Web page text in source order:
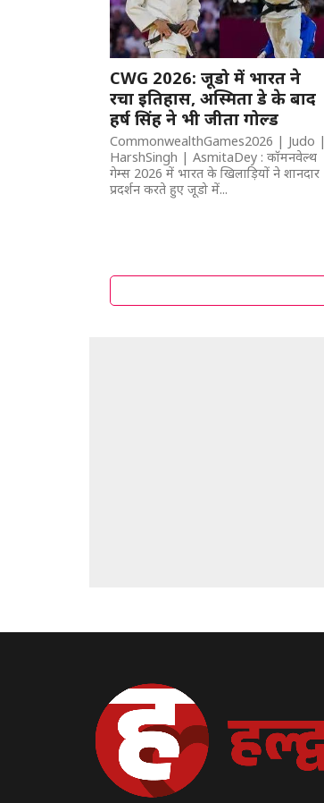
CWG 2026: जूडो में भारत ने
रचा इतिहास, अस्मिता डे के बाद
हर्ष सिंह ने भी जीता गोल्ड
CommonwealthGames2026 | Judo |
HarshSingh | AsmitaDey : कॉमनवेल्थ
गेम्स 2026 में भारत के खिलाड़ियों ने शानदार
प्रदर्शन करते हुए जूडो में...